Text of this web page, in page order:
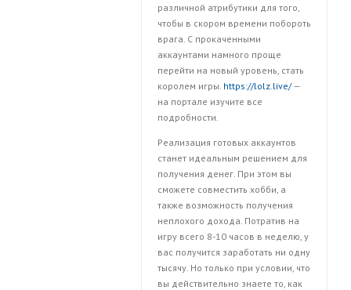
различной атрибутики для того,
чтобы в скором времени побороть
врага. С прокаченными
аккаунтами намного проще
перейти на новый уровень, стать
королем игры. https://lolz.live/—
на портале изучите все
подробности.
Реализация готовых аккаунтов
станет идеальным решением для
получения денег. При этом вы
сможете совместить хобби, а
также возможность получения
неплохого дохода. Потратив на
игру всего 8-10 часов в неделю, у
вас получится заработать ни одну
тысячу. Но только при условии, что
вы действительно знаете то, как